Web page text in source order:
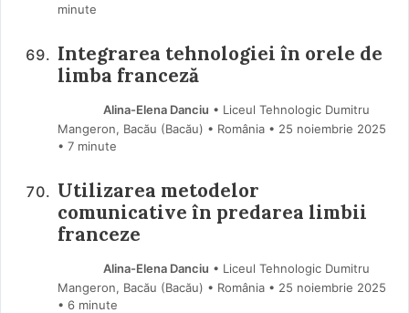
minute
Integrarea tehnologiei în orele de
limba franceză
Alina-Elena Danciu • Liceul Tehnologic Dumitru
Mangeron, Bacău (Bacău) • România
25 noiembrie 2025
• 7 minute
Utilizarea metodelor
comunicative în predarea limbii
franceze
Alina-Elena Danciu • Liceul Tehnologic Dumitru
Mangeron, Bacău (Bacău) • România
25 noiembrie 2025
• 6 minute